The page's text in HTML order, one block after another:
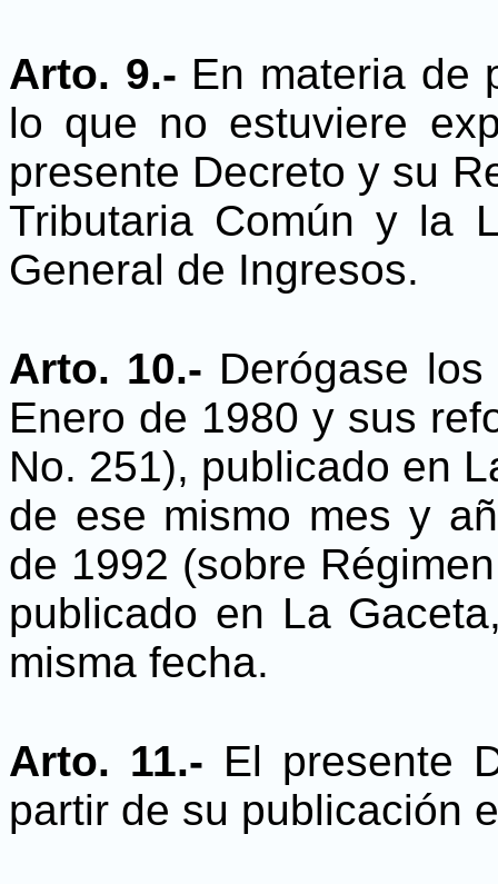
Arto. 9.- En materia de
lo que no estuviere
presente Decreto y su
Tributaria Común y la
General de Ingresos.
Arto. 10.- Derógase
Enero de 1980 y sus
No. 251), publicado en
de ese mismo mes y
de 1992 (sobre
publicado en La
misma fecha.
Arto. 11.- El presente
partir de su publicación